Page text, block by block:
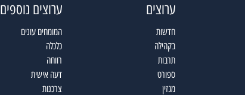
ערוצים
חדשות
בקהילה
תרבות
ספורט
מגזין
ערוצים נוספים
המומחים עונים
כלכלה
רווחה
דעה אישית
צרכנות